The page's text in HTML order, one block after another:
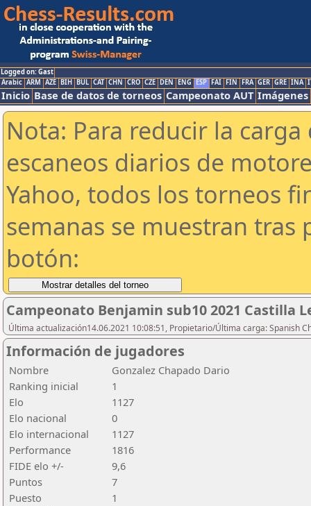
Logged on: Gast
Arabic ARM AZE BIH BUL CAT CHN CRO CZE DEN ENG ESP FAI FIN FRA GER GRE INA
Inicio Base de datos de torneos Campeonato AUT Imágenes
Nota: Para reducir la
escaneos diarios de
Yahoo, todos los torneos
semanas se muestran tras
botón:
Campeonato Benjamin sub10 2021 Castilla
Última actualización14.06.2021 10:08:51, Propietario/Última carga: Spanish
Información de jugadores
Nombre
Gonzalez Chapado Dario
Ranking inicial
1
Elo
1127
Elo nacional
0
Elo internacional
1127
Performance
1816
FIDE elo +/-
9,6
Puntos
7
Puesto
1